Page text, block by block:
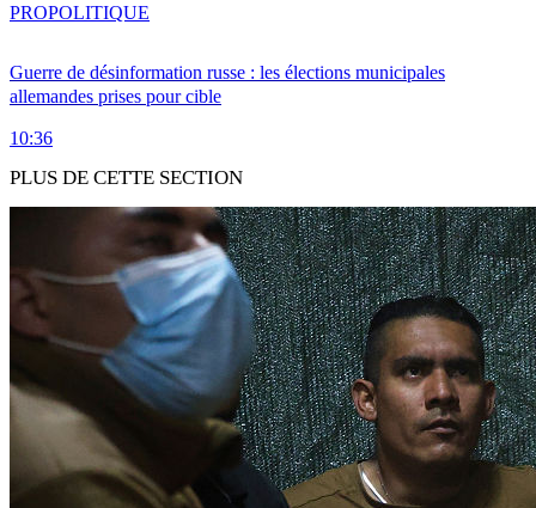
Guerre de désinformation russe : les élections municipales
allemandes prises pour cible
10:36
PROPOLITIQUE
PLUS DE CETTE SECTION